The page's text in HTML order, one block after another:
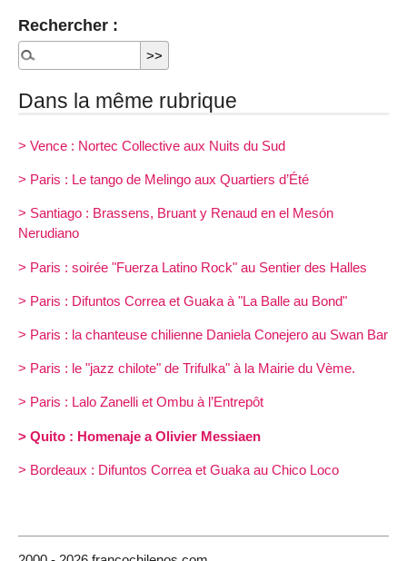
Rechercher :
Dans la même rubrique
> Vence : Nortec Collective aux Nuits du Sud
> Paris : Le tango de Melingo aux Quartiers d’Été
> Santiago : Brassens, Bruant y Renaud en el Mesón
Nerudiano
> Paris : soirée "Fuerza Latino Rock" au Sentier des Halles
> Paris : Difuntos Correa et Guaka à "La Balle au Bond"
> Paris : la chanteuse chilienne Daniela Conejero au Swan Bar
> Paris : le "jazz chilote" de Trifulka" à la Mairie du Vème.
> Paris : Lalo Zanelli et Ombu à l’Entrepôt
> Quito : Homenaje a Olivier Messiaen
> Bordeaux : Difuntos Correa et Guaka au Chico Loco